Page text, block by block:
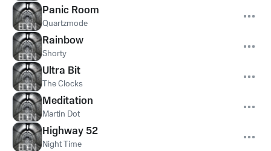
Panic Room
Quartzmode
Rainbow
Shorty
Ultra Bit
The Clocks
Meditation
Martin Dot
Highway 52
Night Time